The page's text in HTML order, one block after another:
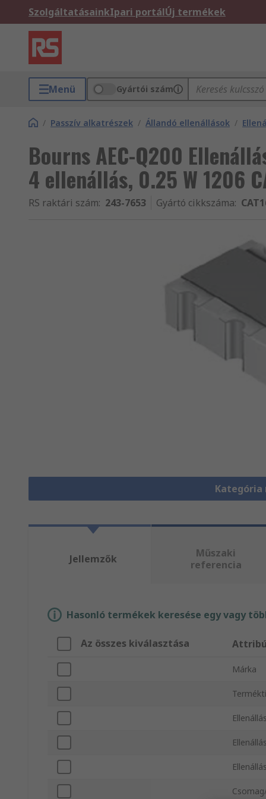
SzolgáltatásainkIpari portálÚj termékek
Menü Gyártói szám
/ Passzív alkatrészek / Állandó ellenállások /
Bourns AEC-Q200
4 ellenállás, 0.25 W 1206
RS raktári szám: 243-7653 Gyártó cikkszáma:
Jellemzők
Műszaki
referencia
Hasonló termékek keresése egy vagy
Az összes kiválasztása
Márka
Ellenállás